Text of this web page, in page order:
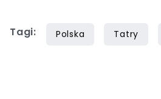
Tagi: Polska Tatry